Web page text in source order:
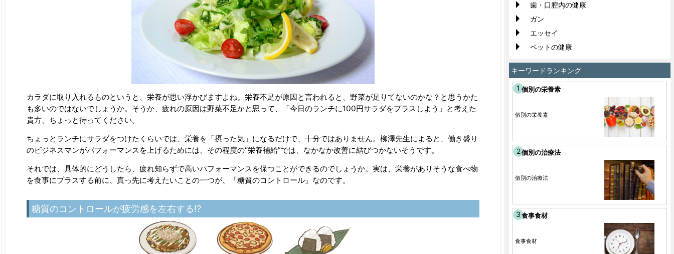
カラダに取り入れるものというと、栄養が思い浮かびますよね。栄養不足が原因と言われると、野菜が足りてないのかな？と思うかた
も多いのではないでしょうか。そうか、疲れの原因は野菜不足かと思って、「今日のランチに100円サラダをプラスしよう」と考えた
貴方、ちょっと待ってください。
ちょっとランチにサラダをつけたくらいでは、栄養を「摂った気」になるだけで、十分ではありません。柳澤先生によると、働き盛り
のビジネスマンがパフォーマンスを上げるためには、その程度の“栄養補給”では、なかなか改善に結びつかないそうです。
それでは、具体的にどうしたら、疲れ知らずで高いパフォーマンスを保つことができるのでしょうか。実は、栄養がありそうな食べ物
を食事にプラスする前に、真っ先に考えたいことの一つが、「糖質のコントロール」なのです。
糖質のコントロールが疲労感を左右する!?
歯・口腔内の健康
ガン
エッセイ
ペットの健康
キーワードランキング
個別の栄養素
個別の栄養素
個別の治療法
個別の治療法
食事食材
食事食材